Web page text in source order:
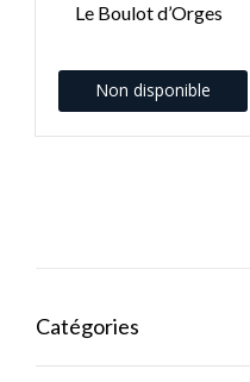
Le Boulot d’Orges
Non disponible
Catégories